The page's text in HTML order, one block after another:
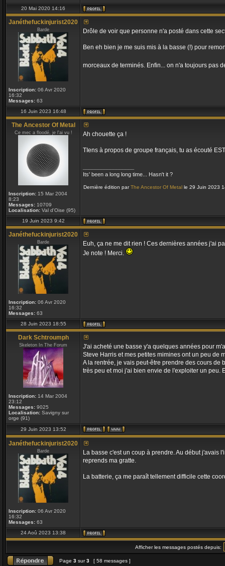
20 Mai 2020 14:16
Janéthefuckinjurist2020
Barde
Inscription: 06 Avr 2020
16:32
Messages: 63
Drôle de voir que personne n'a posté dans cette
Ben eh bien je me suis mis à la basse (!) pour
morceaux de terminés. Enfin... on n'a toujours pas
16 Juin 2023 16:48
The Ancestor Of Metal
Ce mec a floodé, je l'ai vu !
Inscription: 15 Mar 2004
8:23
Messages: 10709
Localisation: Val d'Oise (95)
Ah chouette ça !
TIens à propos de groupe français, tu as écouté
Its' been a long long time... Hasn't it ?
Dernière édition parThe Ancestor Of Metal le 29 Juin 2023
19 Juin 2023 9:42
Janéthefuckinjurist2020
Barde
Inscription: 06 Avr 2020
16:32
Messages: 63
Euh, ça ne me dit rien ! Ces dernières années j'ai
Je note ! Merci.
28 Juin 2023 18:55
Dark Schtroumph
Skeleton In The Forum
Inscription: 14 Mar 2004
23:12
Messages: 9025
Localisation: Savigny sur
orge (91)
J'ai acheté une basse y'a quelques années pour
Steve Harris et mes petites mimines ont un peu de
A la rentrée, je vais peut-être prendre des cours de
très peu et moi j'ai bien envie de l'exploiter un peu.
29 Juin 2023 13:52
Janéthefuckinjurist2020
Barde
Inscription: 06 Avr 2020
16:32
Messages: 63
La basse c'est un coup à prendre. Au début j'avais
reprends ma gratte.
La batterie, ça me paraît tellement difficile cette
24 Aoû 2023 13:38
Afficher les messages postés depuis:
Page 3 sur3 [ 58 messages ]